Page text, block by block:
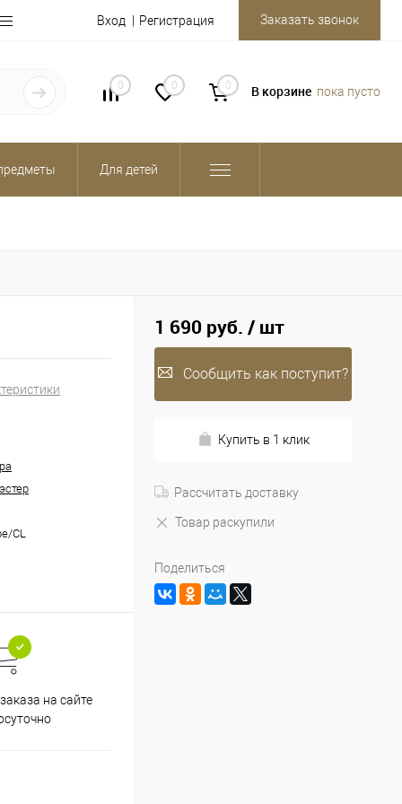
Вход Регистрация Заказать звонок
0 0 0 В корзине пока пусто
Для детей
CL
на сайте
1 690 руб. / шт
Сообщить как поступит?
Купить в 1 клик
Рассчитать доставку
Товар раскупили
Поделиться